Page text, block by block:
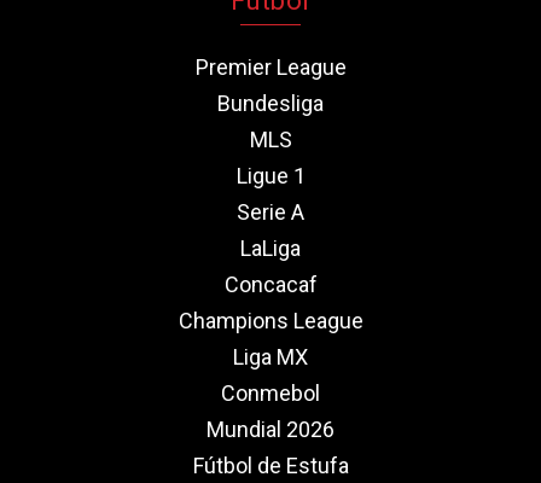
Premier League
Bundesliga
MLS
Ligue 1
Serie A
LaLiga
Concacaf
Champions League
Liga MX
Conmebol
Mundial 2026
Fútbol de Estufa